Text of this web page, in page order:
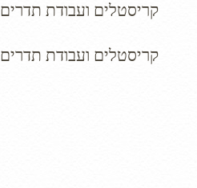
קריסטלים ועבודת תדרים
קריסטלים ועבודת תדרים